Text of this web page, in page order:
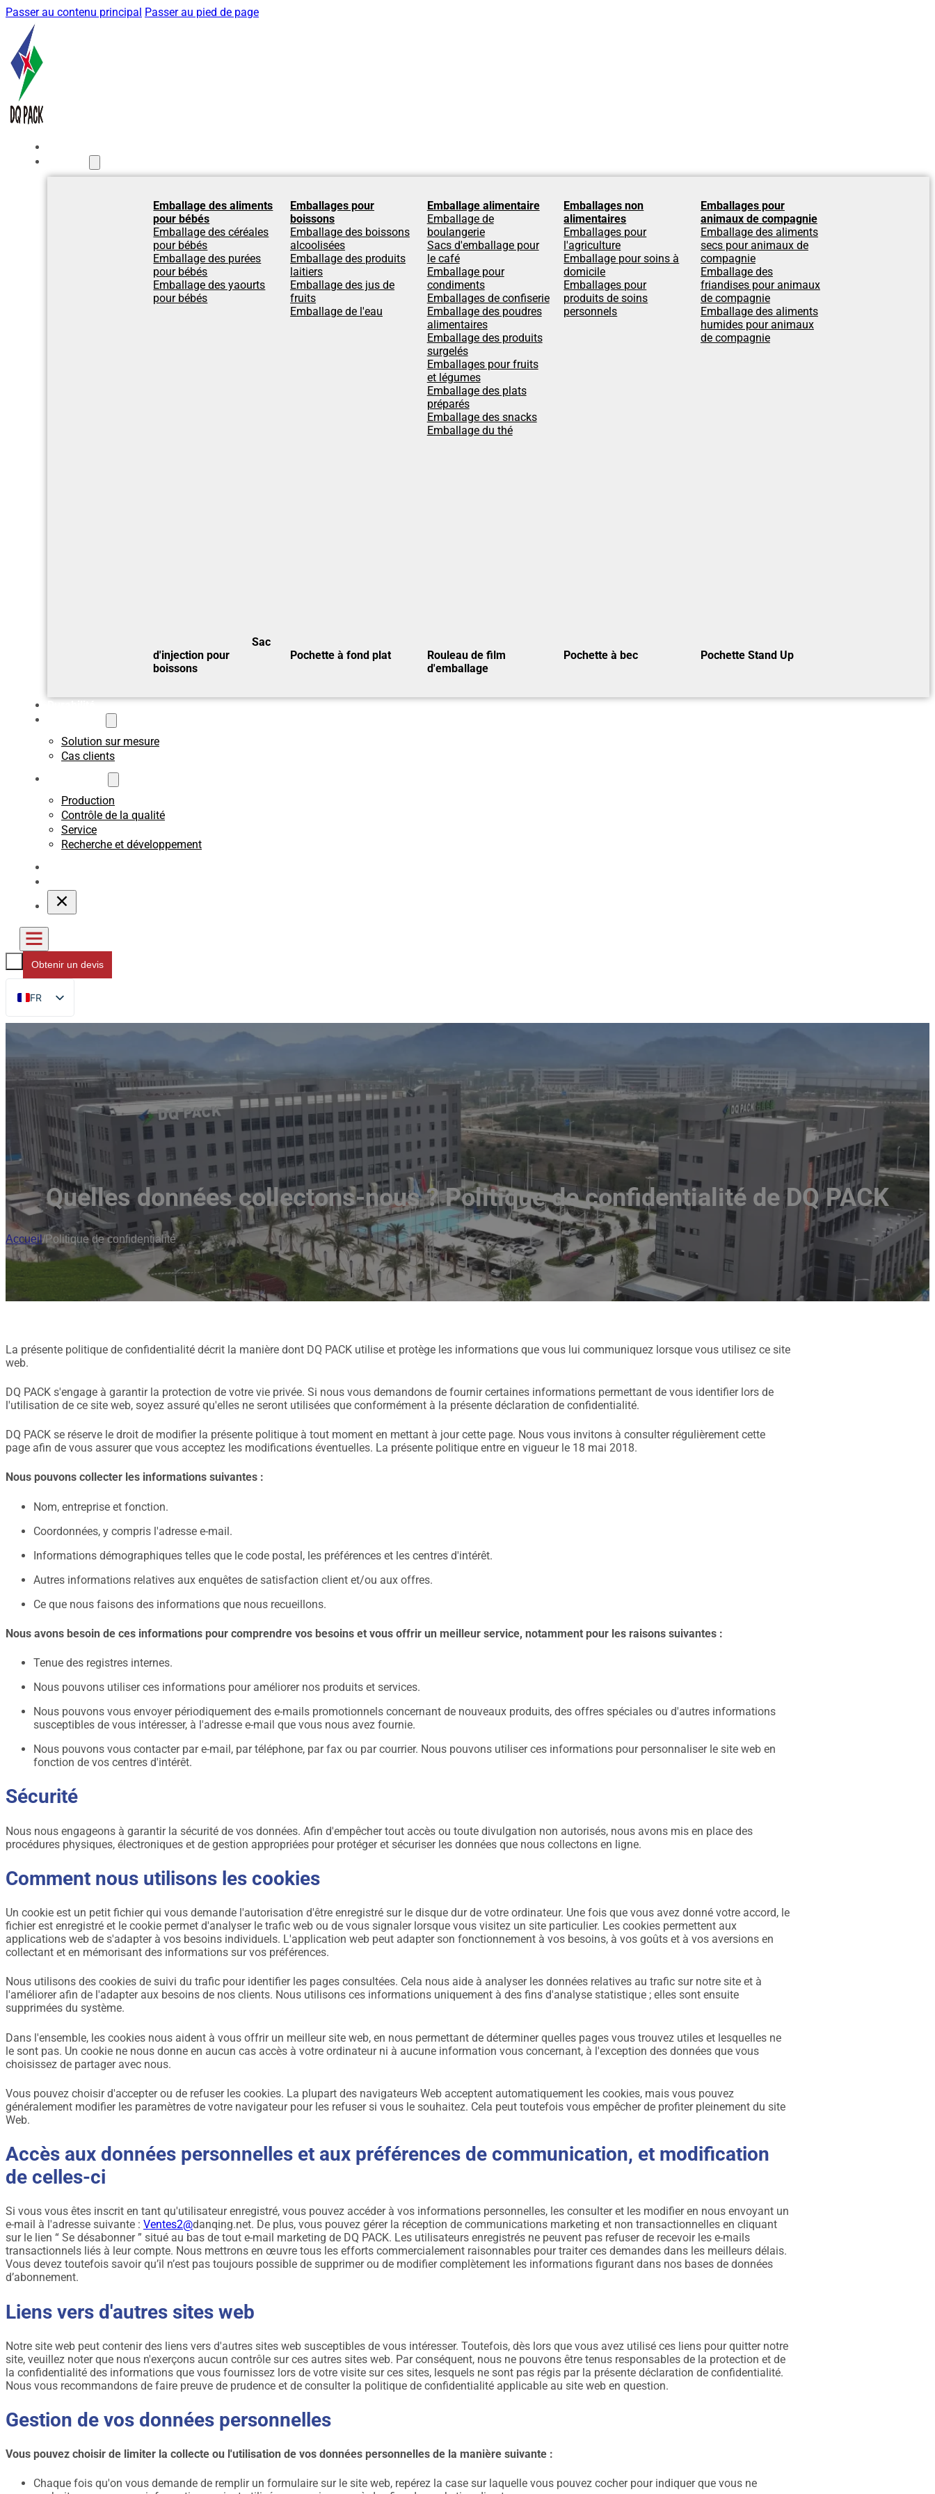
Passer au contenu principal Passer au pied de page
Emballage des aliments
pour bébés
Emballage des céréales
pour bébés
Emballage des purées
pour bébés
Emballage des yaourts
pour bébés
Emballages pour
boissons
Emballage des boissons
alcoolisées
Emballage des produits
laitiers
Emballage des jus de
fruits
Emballage de l'eau
Emballage alimentaire
Emballage de
boulangerie
Sacs d'emballage pour
le café
Emballage pour
condiments
Emballages de confiserie
Emballage des poudres
alimentaires
Emballage des produits
surgelés
Emballages pour fruits
et légumes
Emballage des plats
préparés
Emballage des snacks
Emballage du thé
Emballages non
alimentaires
Emballages pour
l'agriculture
Emballage pour soins à
domicile
Emballages pour
produits de soins
personnels
Emballages pour
animaux de compagnie
Emballage des aliments
secs pour animaux de
compagnie
Emballage des
friandises pour animaux
de compagnie
Emballage des aliments
humides pour animaux
de compagnie
Sac
d'injection pour
boissons
Pochette à fond plat
Rouleau de film
d'emballage
Pochette à bec Pochette Stand Up
Solution sur mesure
Cas clients
Production
Contrôle de la qualité
Service
Recherche et développement
Obtenir un devis
FR
EN
ES
Quelles données collectons-nous ? Politique de confidentialité de DQ PACK
Accueil/Politique de confidentialité
La présente politique de confidentialité décrit la manière dont DQ PACK utilise et protège les informations que vous lui communiquez lorsque vous utilisez ce site
web.
DQ PACK s'engage à garantir la protection de votre vie privée. Si nous vous demandons de fournir certaines informations permettant de vous identifier lors de
l'utilisation de ce site web, soyez assuré qu'elles ne seront utilisées que conformément à la présente déclaration de confidentialité.
DQ PACK se réserve le droit de modifier la présente politique à tout moment en mettant à jour cette page. Nous vous invitons à consulter régulièrement cette
page afin de vous assurer que vous acceptez les modifications éventuelles. La présente politique entre en vigueur le 18 mai 2018.
Nous pouvons collecter les informations suivantes :
Nom, entreprise et fonction.
Coordonnées, y compris l'adresse e-mail.
Informations démographiques telles que le code postal, les préférences et les centres d'intérêt.
Autres informations relatives aux enquêtes de satisfaction client et/ou aux offres.
Ce que nous faisons des informations que nous recueillons.
Nous avons besoin de ces informations pour comprendre vos besoins et vous offrir un meilleur service, notamment pour les raisons suivantes :
Tenue des registres internes.
Nous pouvons utiliser ces informations pour améliorer nos produits et services.
Nous pouvons vous envoyer périodiquement des e-mails promotionnels concernant de nouveaux produits, des offres spéciales ou d'autres informations
susceptibles de vous intéresser, à l'adresse e-mail que vous nous avez fournie.
Nous pouvons vous contacter par e-mail, par téléphone, par fax ou par courrier. Nous pouvons utiliser ces informations pour personnaliser le site web en
fonction de vos centres d'intérêt.
Sécurité
Nous nous engageons à garantir la sécurité de vos données. Afin d'empêcher tout accès ou toute divulgation non autorisés, nous avons mis en place des
procédures physiques, électroniques et de gestion appropriées pour protéger et sécuriser les données que nous collectons en ligne.
Comment nous utilisons les cookies
Un cookie est un petit fichier qui vous demande l'autorisation d'être enregistré sur le disque dur de votre ordinateur. Une fois que vous avez donné votre accord, le
fichier est enregistré et le cookie permet d'analyser le trafic web ou de vous signaler lorsque vous visitez un site particulier. Les cookies permettent aux
applications web de s'adapter à vos besoins individuels. L'application web peut adapter son fonctionnement à vos besoins, à vos goûts et à vos aversions en
collectant et en mémorisant des informations sur vos préférences.
Nous utilisons des cookies de suivi du trafic pour identifier les pages consultées. Cela nous aide à analyser les données relatives au trafic sur notre site et à
l'améliorer afin de l'adapter aux besoins de nos clients. Nous utilisons ces informations uniquement à des fins d'analyse statistique ; elles sont ensuite
supprimées du système.
Dans l'ensemble, les cookies nous aident à vous offrir un meilleur site web, en nous permettant de déterminer quelles pages vous trouvez utiles et lesquelles ne
le sont pas. Un cookie ne nous donne en aucun cas accès à votre ordinateur ni à aucune information vous concernant, à l'exception des données que vous
choisissez de partager avec nous.
Vous pouvez choisir d'accepter ou de refuser les cookies. La plupart des navigateurs Web acceptent automatiquement les cookies, mais vous pouvez
généralement modifier les paramètres de votre navigateur pour les refuser si vous le souhaitez. Cela peut toutefois vous empêcher de profiter pleinement du site
Web.
Accès aux données personnelles et aux préférences de communication, et modification
de celles-ci
Si vous vous êtes inscrit en tant qu'utilisateur enregistré, vous pouvez accéder à vos informations personnelles, les consulter et les modifier en nous envoyant un
e-mail à l'adresse suivante : Ventes2@danqing.net. De plus, vous pouvez gérer la réception de communications marketing et non transactionnelles en cliquant
sur le lien “ Se désabonner ” situé au bas de tout e-mail marketing de DQ PACK. Les utilisateurs enregistrés ne peuvent pas refuser de recevoir les e-mails
transactionnels liés à leur compte. Nous mettrons en œuvre tous les efforts commercialement raisonnables pour traiter ces demandes dans les meilleurs délais.
Vous devez toutefois savoir qu’il n’est pas toujours possible de supprimer ou de modifier complètement les informations figurant dans nos bases de données
d’abonnement.
Liens vers d'autres sites web
Notre site web peut contenir des liens vers d'autres sites web susceptibles de vous intéresser. Toutefois, dès lors que vous avez utilisé ces liens pour quitter notre
site, veuillez noter que nous n'exerçons aucun contrôle sur ces autres sites web. Par conséquent, nous ne pouvons être tenus responsables de la protection et de
la confidentialité des informations que vous fournissez lors de votre visite sur ces sites, lesquels ne sont pas régis par la présente déclaration de confidentialité.
Nous vous recommandons de faire preuve de prudence et de consulter la politique de confidentialité applicable au site web en question.
Gestion de vos données personnelles
Vous pouvez choisir de limiter la collecte ou l'utilisation de vos données personnelles de la manière suivante :
Chaque fois qu'on vous demande de remplir un formulaire sur le site web, repérez la case sur laquelle vous pouvez cocher pour indiquer que vous ne